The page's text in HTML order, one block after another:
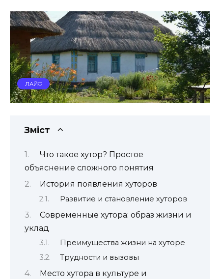
ЛАЙФ
Зміст
Что такое хутор? Простое
объяснение сложного понятия
История появления хуторов
Развитие и становление хуторов
Современные хутора: образ жизни и
уклад
Преимущества жизни на хуторе
Трудности и вызовы
Место хутора в культуре и